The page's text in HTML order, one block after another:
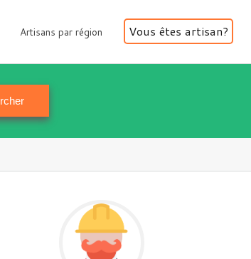
Artisans par région
Artisans par région Vous êtes artisan?